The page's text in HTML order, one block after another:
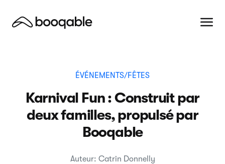
ÉVÉNEMENTS/FÊTES
Karnival Fun : Construit par
deux familles, propulsé par
Booqable
Auteur: Catrin Donnelly